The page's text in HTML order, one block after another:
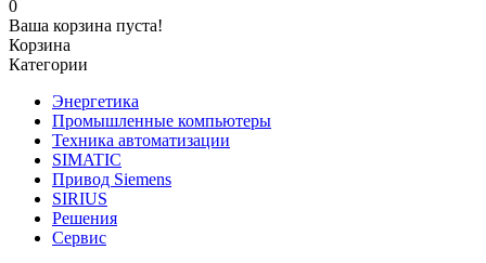
0
Ваша корзина пуста!
Корзина
Категории
Энергетика
Промышленные компьютеры
Техника автоматизации
SIMATIC
Привод Siemens
SIRIUS
Решения
Сервис